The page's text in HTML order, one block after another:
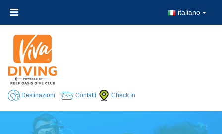
italiano
Destinazioni Contatti Check In